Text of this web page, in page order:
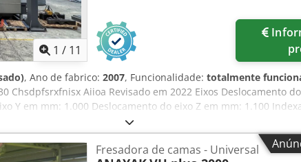
1 / 11
, Ano de fabrico: 2007, Funcionalidade: totalmente
Chsdpfsrxfnisx Aiioa Revisado em 2022 Eixos Deslocamento
Y em mm: 1.000 Deslocamento do eixo Z em mm: 1.100
de trabalho Dimensões do palete em mm: 1.250 x 1.400
máxima do fuso rpm: 60 - 5.000 Fuso automático
ferramentas: ISO-50 DIN 69871A Número de ferramentas
Fresadora de camas - Universal